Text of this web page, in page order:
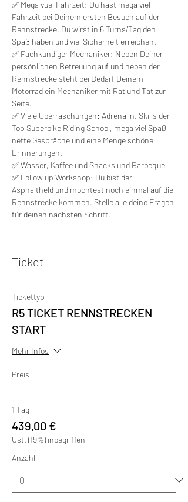
✅ Mega vuel Fahrzeit: Du hast mega viel
Fahrzeit bei Deinem ersten Besuch auf der
Rennstrecke. Du wirst in 6 Turns/Tag den
Spaß haben und viel Sicherheit erreichen.
✅ Fachkundiger Mechaniker: Neben Deiner
persönlichen Betreuung auf und neben der
Rennstrecke steht bei Bedarf Deinem
Motorrad ein Mechaniker mit Rat und Tat zur
Seite.
✅ Viele Überraschungen: Adrenalin, Skills der
Top Superbike Riding School, mega viel Spaß,
nette Gespräche und eine Menge schöne
Erinnerungen.
✅ Wasser, Kaffee und Snacks und Barbeque
✅ Follow up Workshop: Du bist der
Asphaltheld und möchtest noch einmal auf die
Rennstrecke kommen. Stelle alle deine Fragen
für deinen nächsten Schritt.
Ticket
Tickettyp
R5 TICKET RENNSTRECKEN
START
Mehr Infos
Preis
1 Tag
439,00 €
Ust. (19%) inbegriffen
Anzahl